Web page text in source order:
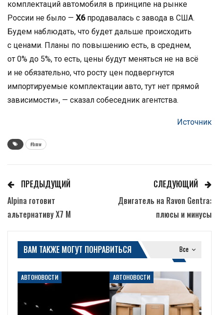
комплектаций автомобиля в принципе на рынке
России не было — Х6продавалась с завода в США.
Будем наблюдать, что будет дальше происходить
с ценами. Планы по повышению есть, в среднем,
от 0% до 5%, то есть, цены будут меняться не на всё
и не обязательно, что росту цен подвергнутся
импортируемые комплектации авто, тут нет прямой
зависимости», — сказал собеседник агентства.
Источник
#bmw
ПРЕДЫДУЩИЙ
Alpina готовит
альтернативу X7 M
СЛЕДУЮЩИЙ
Двигатель на Ravon Gentra:
плюсы и минусы
Все
ВАМ ТАКЖЕ МОГУТ ПОНРАВИТЬСЯ
АВТОНОВОСТИ АВТОНОВОСТИ